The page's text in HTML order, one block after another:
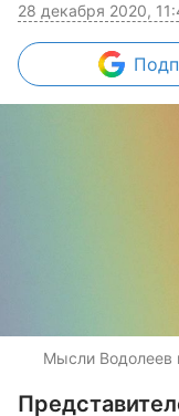
28 декабря 2020,
Мысли Водолеев